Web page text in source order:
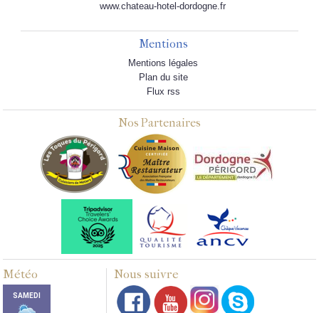
www.chateau-hotel-dordogne.fr
Mentions
Mentions légales
Plan du site
Flux rss
Nos Partenaires
Météo Nous suivre